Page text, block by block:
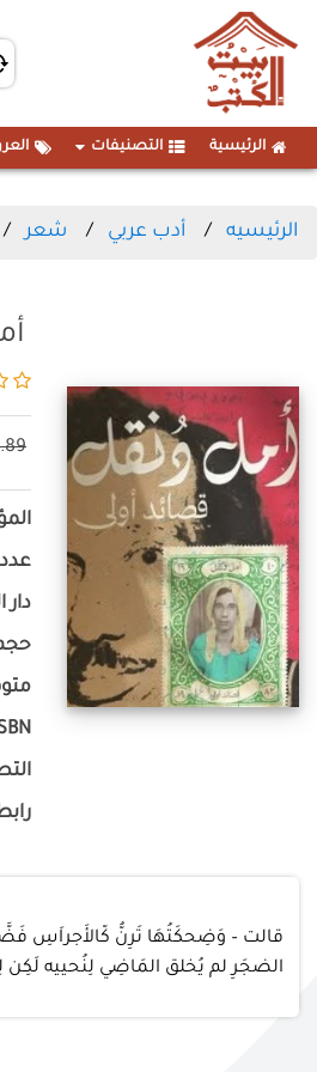
الرئيسية التصنيفات
الرئيسيه أدب عربي شعر
دار
قالت – وَضِحكَتُهَا تَرِنُّ كّالأَجراَسِ
الضجَرِ لم يُخلق المَاضِي لِنُحييه لَكِن